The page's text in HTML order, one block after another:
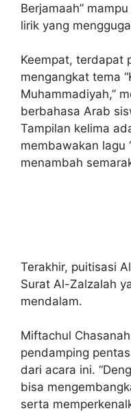
Berjamaah”
lirik yang
Keempat, terdapat
mengangkat tema
Muhammadiyah,”
berbahasa Arab
Tampilan kelima
membawakan lagu
menambah
Terakhir, puitisasi
Surat Al-Zalzalah
mendalam.
Miftachul
pendamping
dari acara ini.
bisa
serta